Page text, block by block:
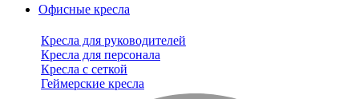
Офисные кресла
Кресла для руководителей
Кресла для персонала
Кресла с сеткой
Геймерские кресла